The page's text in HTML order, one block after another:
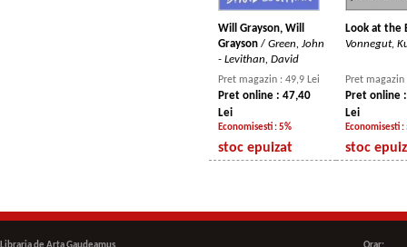
Will Grayson, Will
Grayson / Green, John
- Levithan, David
Look at the
Vonnegut,
Pret magazin : 49,9 Lei
Pret online : 47,40
Lei
Economisesti : 5%
Pret magazin
Pret online
Lei
Economisesti :
stoc epuizat stoc